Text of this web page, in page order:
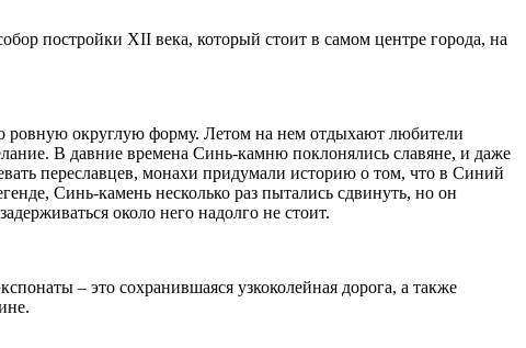
постройки XII века, который стоит в самом центре города, на
ровную округлую форму. Летом на нем отдыхают любители
В давние времена Синь-камню поклонялись славяне, и даже
переславцев, монахи придумали историю о том, что в Синий
Синь-камень несколько раз пытались сдвинуть, но он
около него надолго не стоит.
– это сохранившаяся узкоколейная дорога, а также